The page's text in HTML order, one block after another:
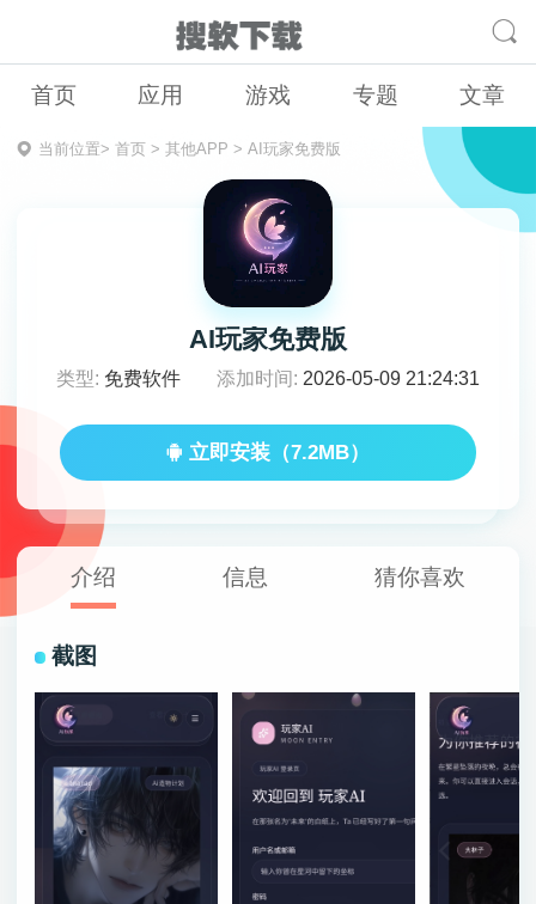
首页 应用 游戏 专题 文章
当前位置> 首页> 其他APP > AI玩家免费版
AI玩家免费版
类型: 免费软件 添加时间: 2026-05-09 21:24:31
立即安装（7.2MB）
介绍 信息 猜你喜欢
截图